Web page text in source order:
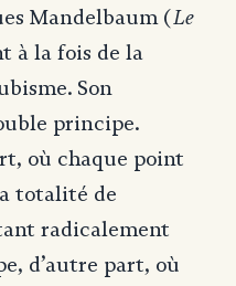
Mandelbaum (Le
à la fois de la
Son
principe.
où chaque point
totalité de
radicalement
d’autre part, où